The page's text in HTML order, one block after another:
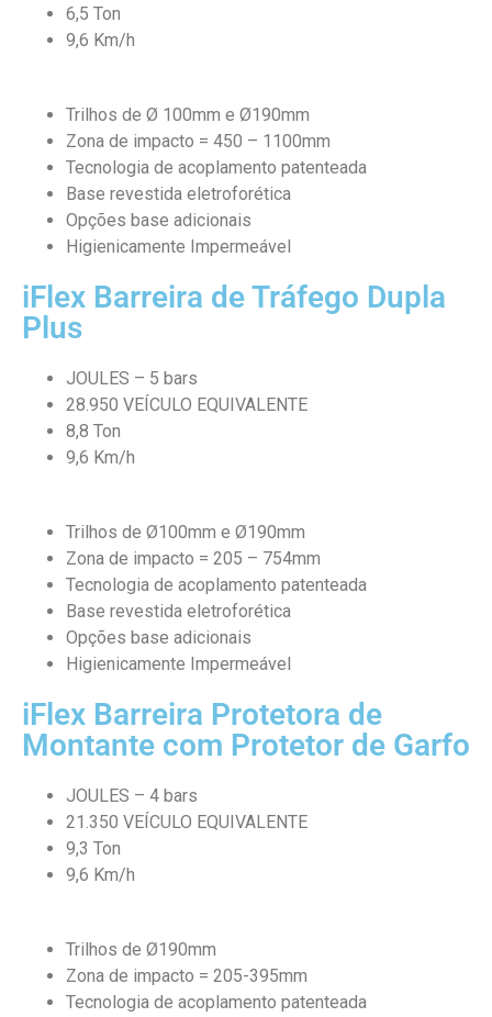
6,5 Ton
9,6 Km/h
Trilhos de Ø 100mm e Ø190mm
Zona de impacto = 450 – 1100mm
Tecnologia de acoplamento patenteada
Base revestida eletroforética
Opções base adicionais
Higienicamente Impermeável
iFlex Barreira de Tráfego Dupla
Plus
JOULES – 5 bars
28.950 VEÍCULO EQUIVALENTE
8,8 Ton
9,6 Km/h
Trilhos de Ø100mm e Ø190mm
Zona de impacto = 205 – 754mm
Tecnologia de acoplamento patenteada
Base revestida eletroforética
Opções base adicionais
Higienicamente Impermeável
iFlex Barreira Protetora de
Montante com Protetor de Garfo
JOULES – 4 bars
21.350 VEÍCULO EQUIVALENTE
9,3 Ton
9,6 Km/h
Trilhos de Ø190mm
Zona de impacto = 205-395mm
Tecnologia de acoplamento patenteada